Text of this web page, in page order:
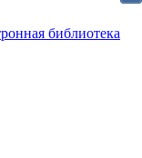
библиотека